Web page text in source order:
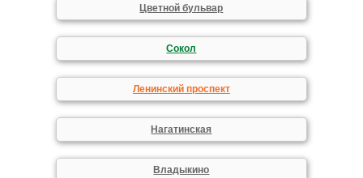
Цветной бульвар
Сокол
Ленинский проспект
Нагатинская
Владыкино